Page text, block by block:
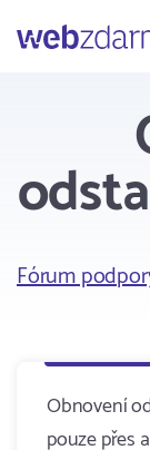
Webzdarma
Fórum
Obnovení
pouze přes